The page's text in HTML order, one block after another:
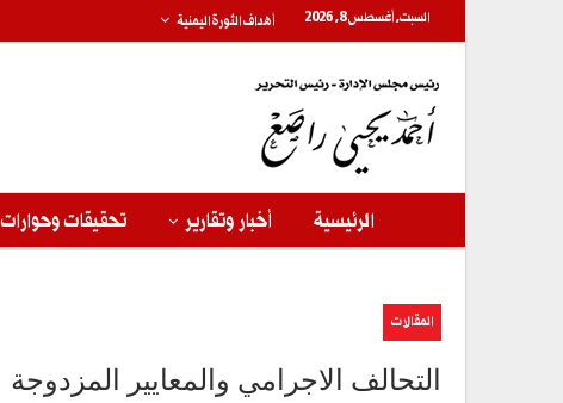
السبت, أغسطس 8, 2026 أهداف الثورة اليمنية
الرئيسية أخبار وتقارير تحقيقات وحوارات
المقالات
التحالف الاجرامي والمعايير المزدوجة